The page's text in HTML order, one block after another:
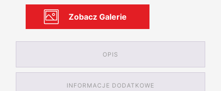
Zobacz Galerie
OPIS
INFORMACJE DODATKOWE